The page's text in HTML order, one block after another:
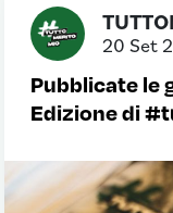
20 Set
Pubblicate le
Edizione di